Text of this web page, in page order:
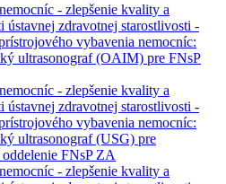
- zlepšenie kvality a
ústavnej zdravotnej starostlivosti -
vybavenia nemocníc:
ultrasonograf (OAIM) pre FNsP
- zlepšenie kvality a
ústavnej zdravotnej starostlivosti -
vybavenia nemocníc:
ultrasonograf (USG) pre
FNsP ZA
- zlepšenie kvality a